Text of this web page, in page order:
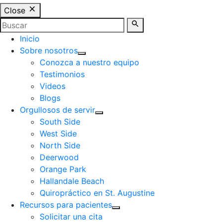
Close
Inicio
Sobre nosotros
Conozca a nuestro equipo
Testimonios
Videos
Blogs
Orgullosos de servir
South Side
West Side
North Side
Deerwood
Orange Park
Hallandale Beach
Quiropráctico en St. Augustine
Recursos para pacientes
Solicitar una cita